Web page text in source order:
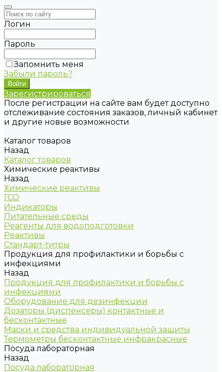
Логин
Пароль
Запомнить меня
Забыли пароль?
Зарегистрироваться
После регистрации на сайте вам будет доступно
отслеживание состояния заказов, личный кабинет
и другие новые возможности
Каталог товаров
Назад
Каталог товаров
Химические реактивы
Назад
Химические реактивы
ГСО
Индикаторы
Питательные среды
Реагенты для водоподготовки
Реактивы
Стандарт-титры
Продукция для профилактики и борьбы с
инфекциями
Назад
Продукция для профилактики и борьбы с
инфекциями
Оборудование для дезинфекции
Дозаторы (диспенсеры) контактные и
бесконтактные
Маски и средства индивидуальной защиты
Термометры бесконтактные инфракрасные
Посуда лабораторная
Назад
Посуда лабораторная